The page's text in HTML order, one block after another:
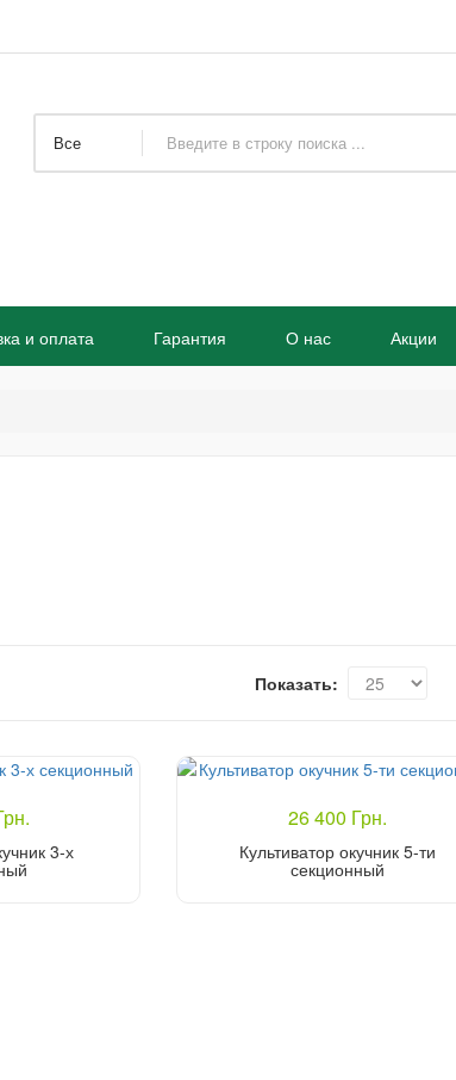
Все
и оплата Гарантия О нас Акции
Показать:
3-х
26 400 Грн.
Культиватор окучник 5-ти
секционный